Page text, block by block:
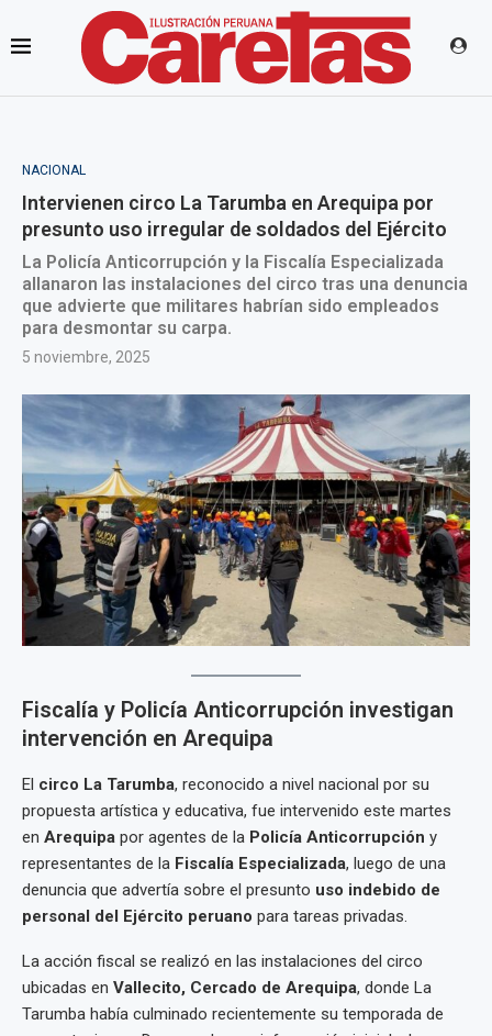
NACIONAL
Intervienen circo La Tarumba en Arequipa por
presunto uso irregular de soldados del Ejército
La Policía Anticorrupción y la Fiscalía Especializada
allanaron las instalaciones del circo tras una denuncia
que advierte que militares habrían sido empleados
para desmontar su carpa.
5 noviembre, 2025
Fiscalía y Policía Anticorrupción investigan
intervención en Arequipa
El circo La Tarumba, reconocido a nivel nacional por su
propuesta artística y educativa, fue intervenido este martes
en Arequipa por agentes de la Policía Anticorrupción y
representantes de la Fiscalía Especializada, luego de una
denuncia que advertía sobre el presunto uso indebido de
personal del Ejército peruano para tareas privadas.
La acción fiscal se realizó en las instalaciones del circo
ubicadas en Vallecito, Cercado de Arequipa, donde La
Tarumba había culminado recientemente su temporada de